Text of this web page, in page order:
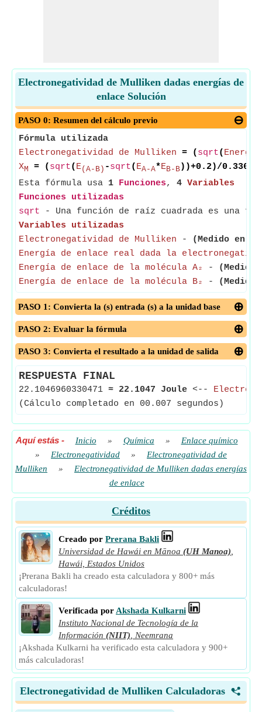
Electronegatividad de Mulliken dadas energías de
enlace Solución
PASO 0: Resumen del cálculo previo
Fórmula utilizada
Electronegatividad de Mulliken = ( sqrt(
XM = ( sqrt( E(A-B) -sqrt( EA-A*EB-B ))+0.2)/0.336
Esta fórmula usa 1 Funciones, 4 Variables
Funciones utilizadas
sqrt - Una función de raíz cuadrada es una
Variables utilizadas
Electronegatividad de Mulliken -
(Medido en
Energía de enlace real dada la
Energía de enlace de la molécula A₂
-
Energía de enlace de la molécula B₂
-
PASO 1: Convierta la (s) entrada (s) a la unidad base
PASO 2: Evaluar la fórmula
PASO 3: Convierta el resultado a la unidad de salida
RESPUESTA FINAL
22.1046960330471 ≈ 22.1047 Joule <--
(Cálculo completado en 00.007 segundos)
Aquí estás- Inicio » Química »
Enlace químico
»
Electronegatividad »
Electronegatividad de
Mulliken
»
Electronegatividad de Mulliken dadas energías
de enlace
Créditos
Creado por Prerana Bakli
Universidad de Hawái en Mānoa (UH Manoa)
Hawái, Estados Unidos
¡Prerana Bakli ha creado esta calculadora y 800+ más
calculadoras!
Verificada por Akshada Kulkarni
Instituto Nacional de Tecnología de la
Información (NIIT)
Neemrana
¡Akshada Kulkarni ha verificado esta calculadora y 900+
más calculadoras!
<
Electronegatividad de Mulliken Calculadoras